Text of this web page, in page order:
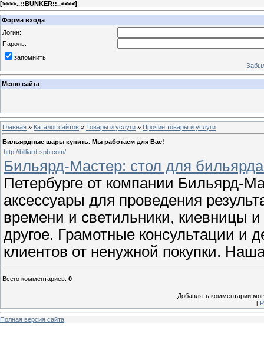
[>>>>..::BUNKER::..<<<<]
Форма входа
Логин:
Пароль:
запомнить
Меню сайта
Главная » Каталог сайтов » Товары и услуги » Прочие товары и услуги
Бильярдные шары купить. Мы работаем для Вас!
http://billiard-spb.com/
Бильярд-Мастер: стол для
Петербурге от компании Бильярд-
аксессуары для проведения
времени и светильники, киевницы
другое. Грамотные консультации и
клиентов от ненужной покупки.
Всего комментариев: 0
Добавлять комментарии
[
Полная версия сайта